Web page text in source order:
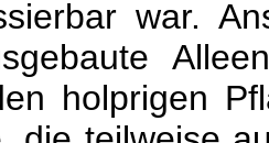
war.
holprigen